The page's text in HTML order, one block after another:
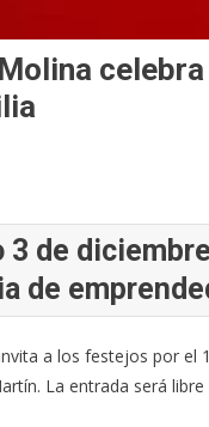
3 de
de
a los festejos por
La entrada será